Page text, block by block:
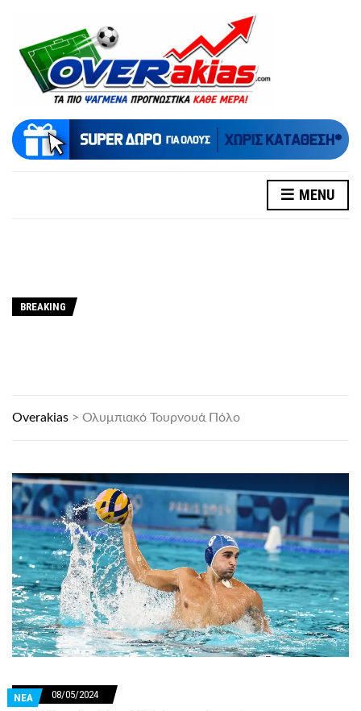
MENU
BREAKING
Overakias > Ολυμπιακό Τουρνουά Πόλο
ΝΕΑ 08/05/2024